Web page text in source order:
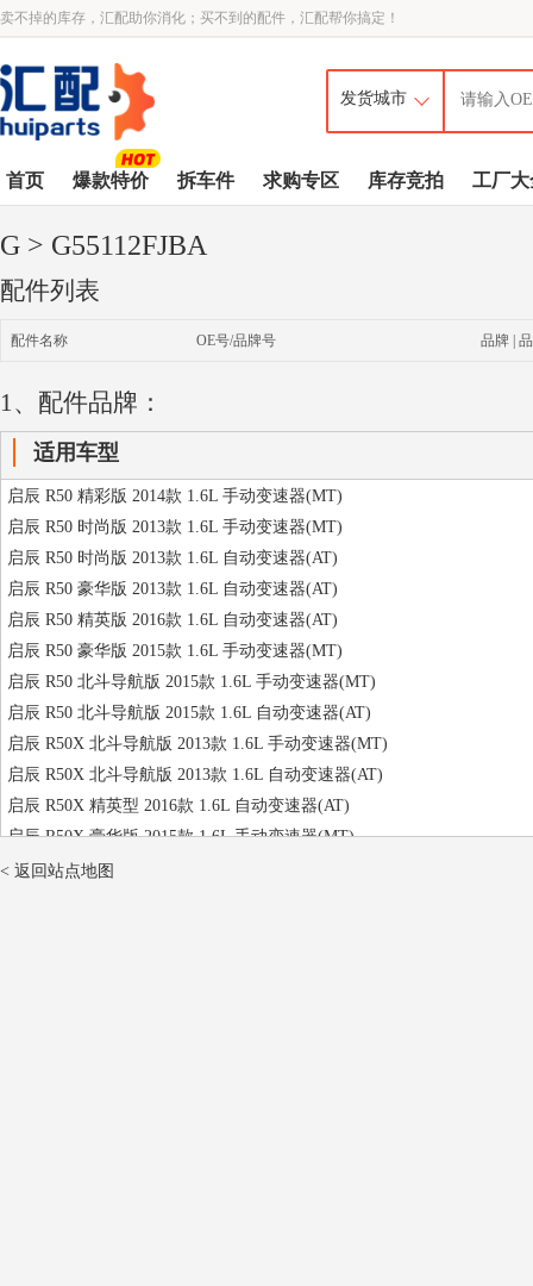
卖不掉的库存，汇配助你消化；买不到的配件，汇配帮你搞定！
首页 爆款特价 拆车件 求购专区 库存竞拍 工厂大
G > G55112FJBA
配件列表
配件名称 OE号/品牌号 品牌 |
1、配件品牌：
适用车型
启辰 R50 精彩版 2014款 1.6L 手动变速器(MT)
启辰 R50 时尚版 2013款 1.6L 手动变速器(MT)
启辰 R50 时尚版 2013款 1.6L 自动变速器(AT)
启辰 R50 豪华版 2013款 1.6L 自动变速器(AT)
启辰 R50 精英版 2016款 1.6L 自动变速器(AT)
启辰 R50 豪华版 2015款 1.6L 手动变速器(MT)
启辰 R50 北斗导航版 2015款 1.6L 手动变速器(MT)
启辰 R50 北斗导航版 2015款 1.6L 自动变速器(AT)
启辰 R50X 北斗导航版 2013款 1.6L 手动变速器(MT)
启辰 R50X 北斗导航版 2013款 1.6L 自动变速器(AT)
启辰 R50X 精英型 2016款 1.6L 自动变速器(AT)
启辰 R50X 豪华版 2015款 1.6L 手动变速器(MT)
启辰 R50X 北斗导航版 2015款 1.6L 手动变速器(MT)
< 返回站点地图